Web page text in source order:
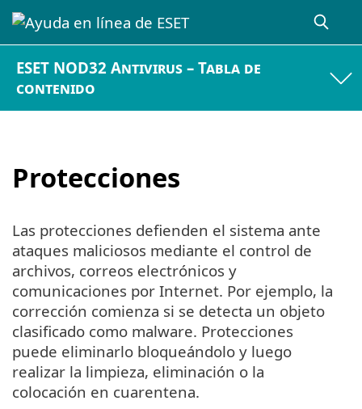
ESET NOD32 Antivirus – Tabla de
contenido
Protecciones
Las protecciones defienden el sistema ante
ataques maliciosos mediante el control de
archivos, correos electrónicos y
comunicaciones por Internet. Por ejemplo, la
corrección comienza si se detecta un objeto
clasificado como malware. Protecciones
puede eliminarlo bloqueándolo y luego
realizar la limpieza, eliminación o la
colocación en cuarentena.